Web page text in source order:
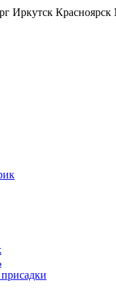
Иркутск Красноярск